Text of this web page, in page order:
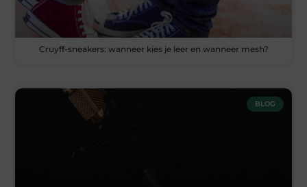
Cruyff-sneakers: wanneer kies je leer en wanneer mesh?
BLOG